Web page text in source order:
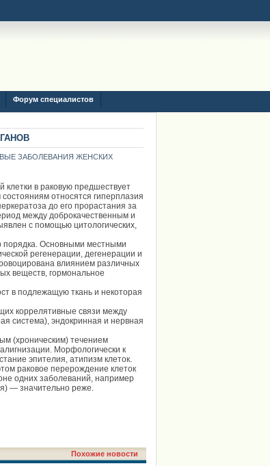
Форум специалистов
ЗАБОЛЕВАНИЯ ЖЕНСКИХ
в раковую предшествует
относятся гиперплазия
до его прорастания за
между доброкачественным и
с помощью цитологических,
порядка. Основными местными
регенерации, дегенерации и
влиянием различных
веществ, гормональное
в подлежащую ткань и некоторая
коррелятивные связи между
система), эндокринная и нервная
(хроническим) течением
Морфологически к
эпителия, атипизм клеток.
раковое перерождение клеток
одних заболеваний, например
— значительно реже.
Похожие новости